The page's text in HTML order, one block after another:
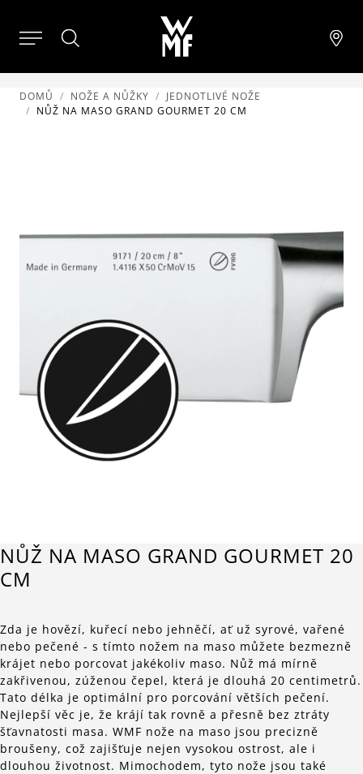
DOMŮ NOŽE A NŮŽKY
JEDNOTLIVÉ NOŽE
NŮŽ NA MASO GRAND GOURMET 20 CM
NŮŽ NA MASO GRAND GOURMET 20
CM
Zda je hovězí, kuřecí nebo jehněčí, ať už syrové, vařené
nebo pečené - s tímto nožem na maso můžete bezmezně
krájet nebo porcovat jakékoliv maso. Nůž má mírně
zakřivenou, zúženou čepel, která je dlouhá 20 centimetrů.
Tato délka je optimální pro porcování větších pečení.
Nejlepší věc je, že krájí tak rovně a přesně bez ztráty
šťavnatosti masa. WMF nože na maso jsou precizně
broušeny, což zajišťuje nejen vysokou ostrost, ale i
dlouhou životnost. Mimochodem, tyto nože jsou také